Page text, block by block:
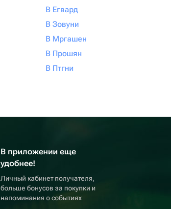
В Егвард
В Зовуни
В Мргашен
В Прошян
В Птгни
В приложении еще
удобнее!
Личный кабинет получателя,
больше бонусов за покупки и
напоминания о событиях